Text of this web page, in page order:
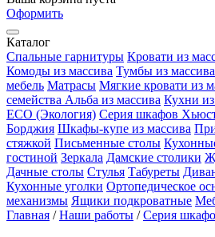
Оформить
Каталог
Спальные гарнитуры Кровати из
Комоды из массива Тумбы из массива
мебель Матрасы Мягкие кровати из
семейства Альба из массива Кухни
ECO (Экология) Серия шкафов
Борджия Шкафы-купе из массива
стяжкой Письменные столы
гостиной Зеркала Дамские столики
Дачные столы Стулья Табуреты
Кухонные уголки Ортопедическое
механизмы Ящики подкроватные
Главная /Наши работы /Серия